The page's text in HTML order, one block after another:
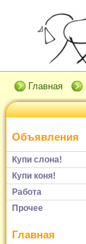
Главная
Объявления
Купи слона!
Купи коня!
Работа
Прочее
Главная